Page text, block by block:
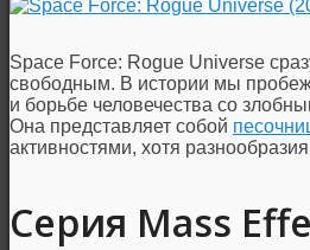
Space Force: Rogue Universe
свободным. В истории мы
и борьбе человечества со
Она представляет собой
активностями, хотя
Серия Mass